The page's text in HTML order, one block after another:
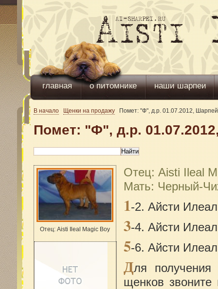
главная о питомнике наши шарпеи
В начало Щенки на продажу Помет: "Ф", д.р. 01.07.2012, Шарпей
Помет: "Ф", д.р.
Отец: Aisti Ileal Magic Boy
Отец: Aisti Ileal
Мать: Черный-
1-2. Айсти
3-4. Айсти
5-6. Айсти
Для
щенков звоните